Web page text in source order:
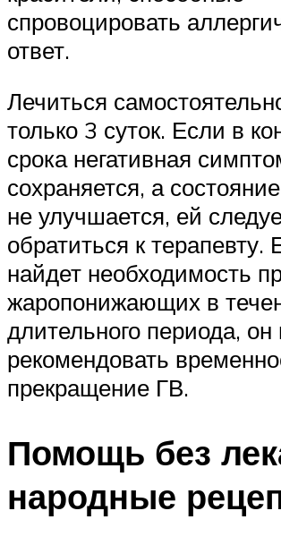
спровоцировать
ответ.
Лечиться
только 3 суток. Если в
срока негативная
сохраняется, а
не улучшается, ей
обратиться к терапевту.
найдет необходимость
жаропонижающих в
длительного периода,
рекомендовать
прекращение ГВ.
Помощь без
народные